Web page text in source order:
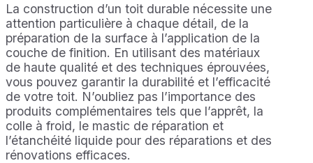
La construction d’un toit durable nécessite une
attention particulière à chaque détail, de la
préparation de la surface à l’application de la
couche de finition. En utilisant des matériaux
de haute qualité et des techniques éprouvées,
vous pouvez garantir la durabilité et l’efficacité
de votre toit. N’oubliez pas l’importance des
produits complémentaires tels que l’apprêt, la
colle à froid, le mastic de réparation et
l’étanchéité liquide pour des réparations et des
rénovations efficaces.